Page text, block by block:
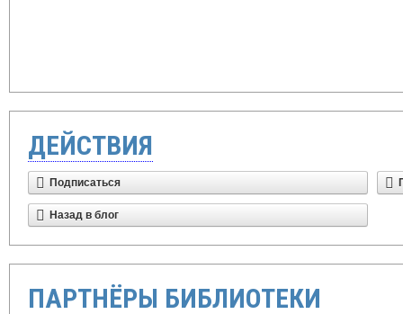
ДЕЙСТВИЯ
Подписаться
Назад в блог
ПАРТНЁРЫ БИБЛИОТЕКИ